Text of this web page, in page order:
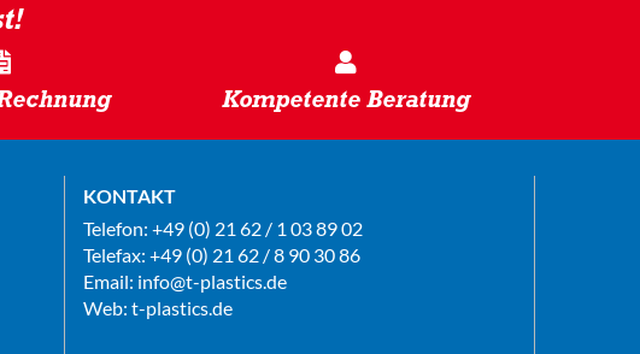
Kompetente Beratung
KONTAKT
Telefon: +49 (0) 21 62 / 1 03 89 02
Telefax: +49 (0) 21 62 / 8 90 30 86
Email: info@t-plastics.de
Web: t-plastics.de